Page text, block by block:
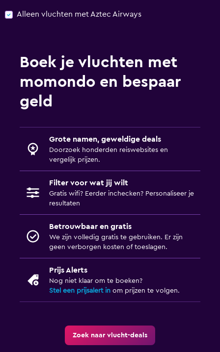
Alleen vluchten met Aztec Airways
Boek je vluchten met
momondo en bespaar
geld
Grote namen, geweldige deals
Doorzoek honderden reiswebsites en
vergelijk prijzen.
Filter voor wat jij wilt
Gratis wifi? Eerder inchecken? Personaliseer je
resultaten
Betrouwbaar en gratis
We zijn volledig gratis te gebruiken. Er zijn
geen verborgen kosten of toeslagen.
Prijs Alerts
Nog niet klaar om te boeken?
Stel een prijsalert in om prijzen te volgen.
Zoek naar vlucht-deals